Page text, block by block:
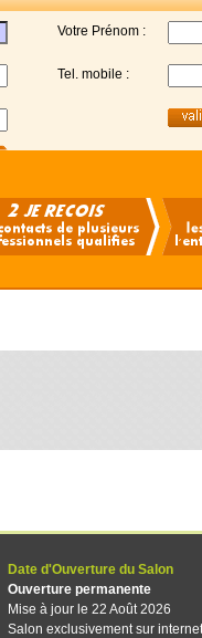
Votre Prénom :
Tel. mobile :
Date d'Ouverture du Salon
Ouverture permanente
Mise à jour le 22 Août 2026
Salon exclusivement sur internet